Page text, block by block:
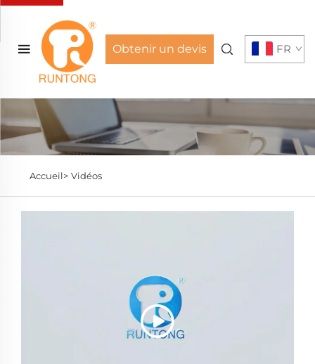
Obtenir un devis FR
Accueil> Vidéos